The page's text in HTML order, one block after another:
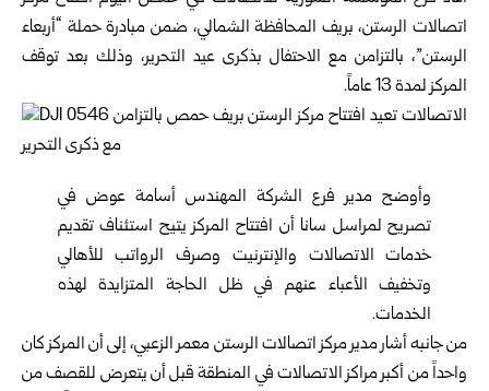
اتصالات الرستن، بريف المحافظة الشمالي، ضمن مبادرة حملة “أربعاء
الرستن”، بالتزامن مع الاحتفال بذكرى عيد التحرير، وذلك بعد توقف
المركز لمدة 13 عاماً.
وأوضح مدير فرع الشركة المهندس أسامة عوض في
تصريح لمراسل سانا أن افتتاح المركز يتيح استئناف تقديم
خدمات الاتصالات والإنترنيت وصرف الرواتب للأهالي
وتخفيف الأعباء عنهم في ظل الحاجة المتزايدة لهذه
الخدمات.
من جانبه أشار مدير مركز اتصالات الرستن معمر الزعبي، إلى أن المركز كان
واحداً من أكبر مراكز الاتصالات في المنطقة قبل أن يتعرض للقصف من